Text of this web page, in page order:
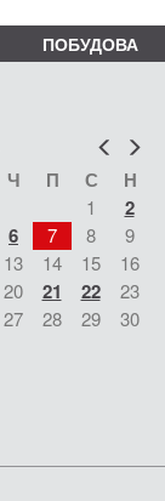
ПОБУДОВА
Попер
Ч П С Н
1 2
6 7 8
9
13 14 15
16
20 21 22
23
27 28 29
30